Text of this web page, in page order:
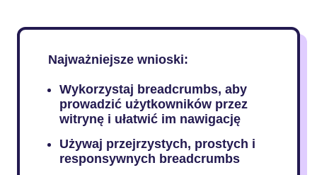
Najważniejsze wnioski:
Wykorzystaj breadcrumbs, aby
prowadzić użytkowników przez
witrynę i ułatwić im nawigację
Używaj przejrzystych, prostych i
responsywnych breadcrumbs